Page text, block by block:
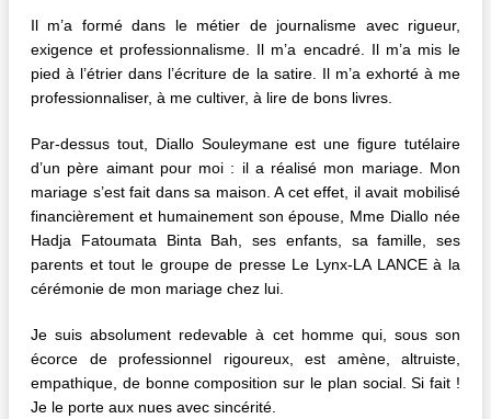
Il m’a formé dans le métier de journalisme avec rigueur,
exigence et professionnalisme. Il m’a encadré. Il m’a mis le
pied à l’étrier dans l’écriture de la satire. Il m’a exhorté à me
professionnaliser, à me cultiver, à lire de bons livres.
Par-dessus tout, Diallo Souleymane est une figure tutélaire
d’un père aimant pour moi : il a réalisé mon mariage. Mon
mariage s’est fait dans sa maison. A cet effet, il avait mobilisé
financièrement et humainement son épouse, Mme Diallo née
Hadja Fatoumata Binta Bah, ses enfants, sa famille, ses
parents et tout le groupe de presse Le Lynx-LA LANCE à la
cérémonie de mon mariage chez lui.
Je suis absolument redevable à cet homme qui, sous son
écorce de professionnel rigoureux, est amène, altruiste,
empathique, de bonne composition sur le plan social. Si fait !
Je le porte aux nues avec sincérité.